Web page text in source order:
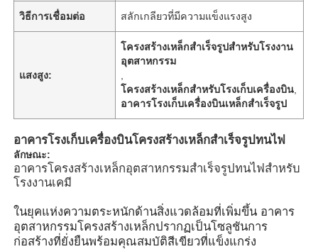
บ้าน
วิธีการเชื่อมต่อ สลักเกลียวที่มีความแข็งแรงสูง
แสงสูง:
โครงสร้างเหล็กสำเร็จรูปสำหรับโรงงาน
อุตสาหกรรม
โครงสร้างเหล็กสำหรับโรงเก็บเครื่องบิน
อาคารโรงเก็บเครื่องบินเหล็กสำเร็จรูป
อาคารโรงเก็บเครื่องบินโครงสร้างเหล็กสำเร็จรูปทนไฟ
ลักษณะ:
อาคารโครงสร้างเหล็กอุตสาหกรรมสำเร็จรูปทนไฟสำหรับ
โรงงานเคมี
ในยุคแห่งความตระหนักด้านสิ่งแวดล้อมที่เพิ่มขึ้น อาคาร
อุตสาหกรรมโครงสร้างเหล็กปรากฏเป็นโซลูชันการ
ก่อสร้างที่ยั่งยืนพร้อมคุณสมบัติสีเขียวที่แข็งแกร่ง